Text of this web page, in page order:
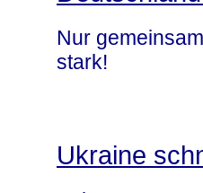
Nur
stark!
Ukraine